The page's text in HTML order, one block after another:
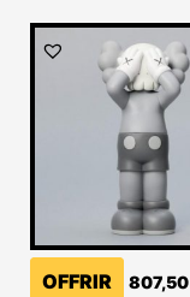
OFFRIR 807,50